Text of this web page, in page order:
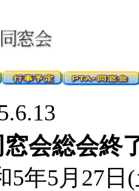
会総会終
年5月27日(